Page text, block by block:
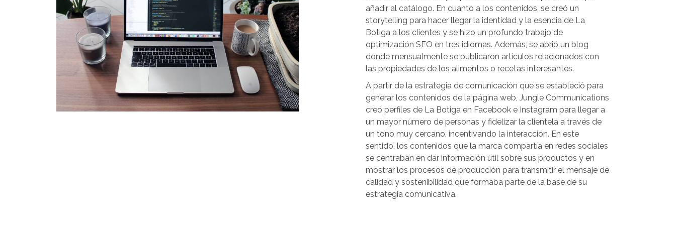
añadir al catálogo. En cuanto a los contenidos, se creó un
storytelling para hacer llegar la identidad y la esencia de La
Botiga a los clientes y se hizo un profundo trabajo de
optimización SEO en tres idiomas. Además, se abrió un blog
donde mensualmente se publicaron artículos relacionados con
las propiedades de los alimentos o recetas interesantes.
A partir de la estrategia de comunicación que se estableció para
generar los contenidos de la página web, Jungle Communications
creó perfiles de La Botiga en Facebook e Instagram para llegar a
un mayor número de personas y fidelizar la clientela a través de
un tono muy cercano, incentivando la interacción. En este
sentido, los contenidos que la marca compartía en redes sociales
se centraban en dar información útil sobre sus productos y en
mostrar los procesos de producción para transmitir el mensaje de
calidad y sostenibilidad que formaba parte de la base de su
estrategia comunicativa.